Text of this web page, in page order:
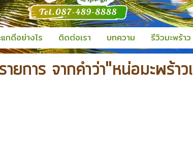
กดีอย่างไร ติดต่อเรา บทความ รีวิวมะพร้าว
การ จากคำว่า"หน่อมะพร้า